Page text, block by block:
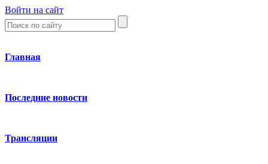
Войти на сайт
Главная
Последние новости
Трансляции